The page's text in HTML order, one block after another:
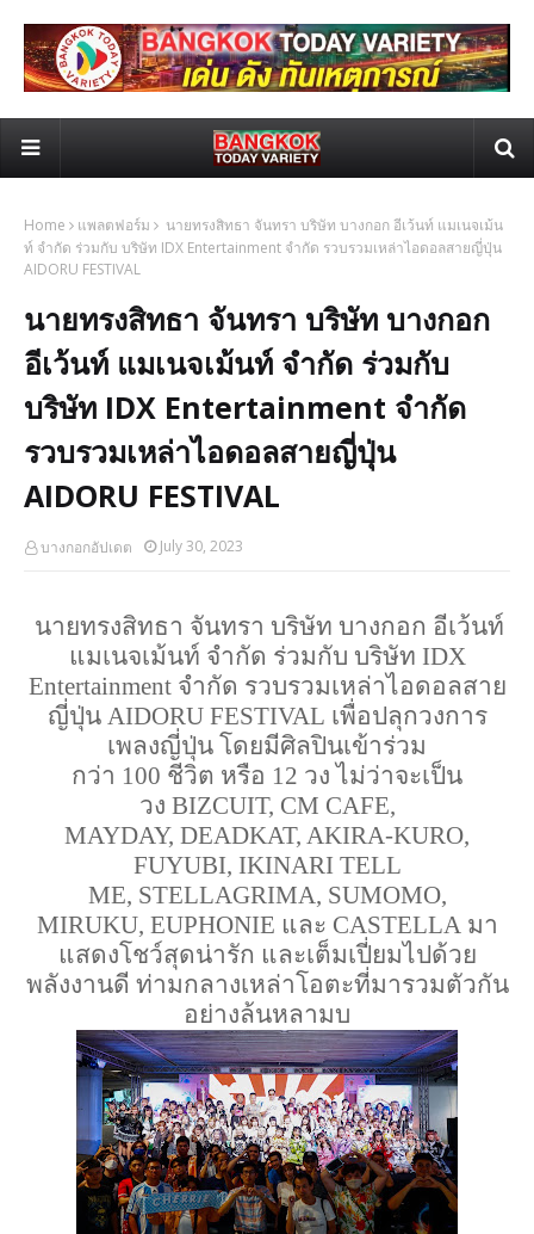
Home แพลตฟอร์ม
นายทรงสิทธา จันทรา บริษัท บางกอก อีเว้นท์ แมเนจเม้น
ท์ จำกัด ร่วมกับ บริษัท IDX Entertainment จำกัด รวบรวมเหล่าไอดอลสายญี่ปุ่น
AIDORU FESTIVAL
นายทรงสิทธา จันทรา บริษัท บางกอก
อีเว้นท์ แมเนจเม้นท์ จำกัด ร่วมกับ
บริษัท IDX Entertainment จำกัด
รวบรวมเหล่าไอดอลสายญี่ปุ่น
AIDORU FESTIVAL
บางกอกอัปเดต July 30, 2023
นายทรงสิทธา จันทรา บริษัท บางกอก อีเว้นท์
แมเนจเม้นท์ จำกัด ร่วมกับ บริษัท IDX
Entertainment จำกัด รวบรวมเหล่าไอดอลสาย
ญี่ปุ่น AIDORU FESTIVAL เพื่อปลุกวงการ
เพลงญี่ปุ่น โดยมีศิลปินเข้าร่วม
กว่า 100 ชีวิต หรือ 12 วง ไม่ว่าจะเป็น
วง BIZCUIT, CM CAFE,
MAYDAY, DEADKAT, AKIRA-KURO,
FUYUBI, IKINARI TELL
ME, STELLAGRIMA, SUMOMO,
MIRUKU, EUPHONIE และ CASTELLA มา
แสดงโชว์สุดน่ารัก และเต็มเปี่ยมไปด้วย
พลังงานดี ท่ามกลางเหล่าโอตะที่มารวมตัวกัน
อย่างล้นหลามบ